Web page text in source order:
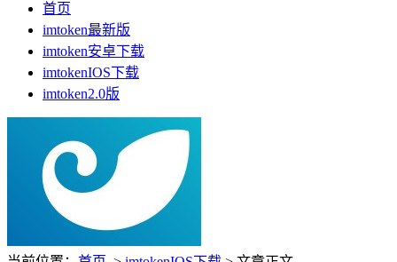
首页
imtoken最新版
imtoken安卓下载
imtokenIOS下载
imtoken2.0版